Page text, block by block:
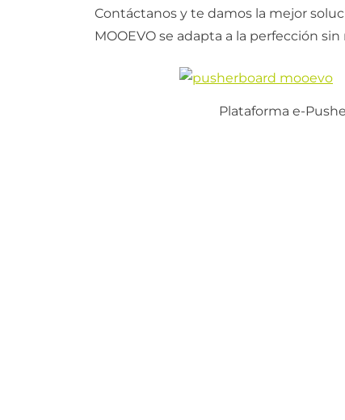
Contáctanos y te damos la mejor
MOOEVO se adapta a la perfección
Plataforma e-